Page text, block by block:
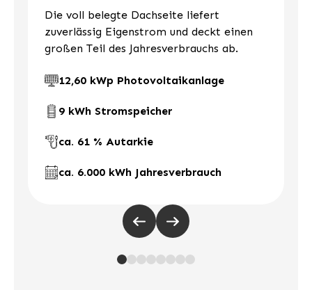
Die voll belegte Dachseite liefert
zuverlässig Eigenstrom und deckt einen
großen Teil des Jahresverbrauchs ab.
12,60 kWp Photovoltaikanlage
9 kWh Stromspeicher
ca. 61 % Autarkie
ca. 6.000 kWh Jahresverbrauch